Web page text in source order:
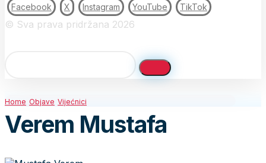
Facebook X Instagram YouTube TikTok
© Sva prava pridržana 2026
Home Objave Vijećnici
Verem Mustafa